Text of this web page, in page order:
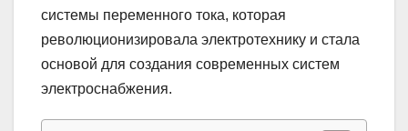
системы переменного тока, которая
революционизировала электротехнику и стала
основой для создания современных систем
электроснабжения.